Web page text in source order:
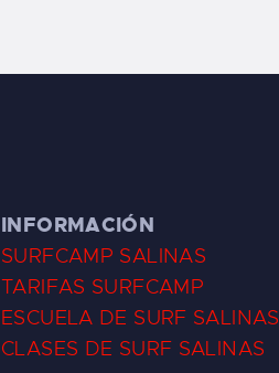
INFORMACIÓN
SURFCAMP SALINAS
TARIFAS SURFCAMP
ESCUELA DE SURF SALINAS
CLASES DE SURF SALINAS